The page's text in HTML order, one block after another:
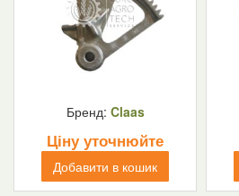
Бренд: Claas
Ціну уточнюйте
Добавити в кошик